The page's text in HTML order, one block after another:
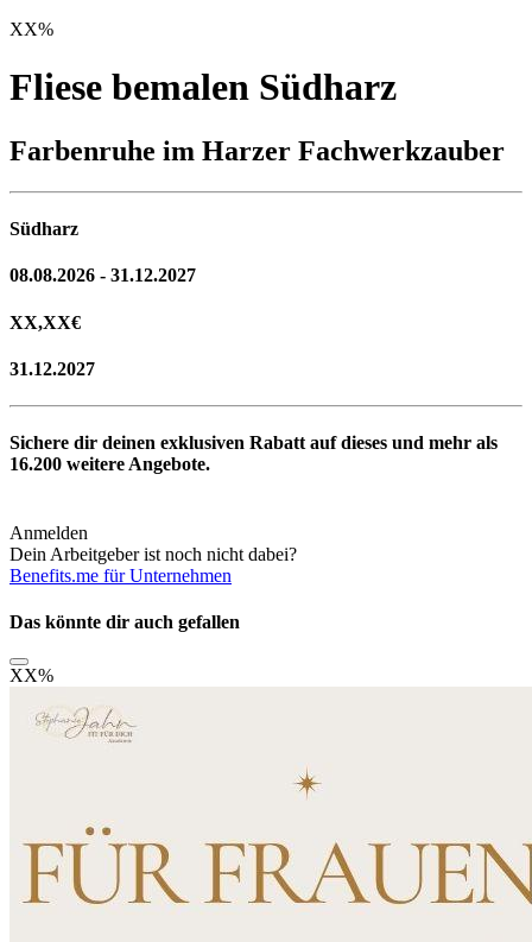
XX%
Fliese bemalen Südharz
Farbenruhe im Harzer Fachwerkzauber
Südharz
08.08.2026 - 31.12.2027
XX,XX€
31.12.2027
Sichere dir deinen exklusiven Rabatt auf dieses und mehr als
16.200 weitere Angebote.
Anmelden
Dein Arbeitgeber ist noch nicht dabei?
Benefits.me für Unternehmen
Das könnte dir auch gefallen
XX%